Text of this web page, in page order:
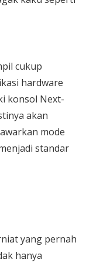
cukup
hardware
konsol Next-
akan
mode
standar
yang pernah
hanya